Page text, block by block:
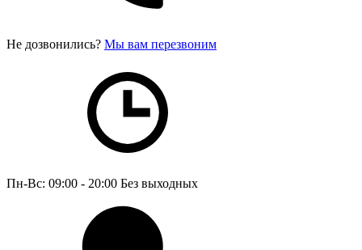
Не дозвонились? Мы вам перезвоним
Пн-Вс: 09:00 - 20:00 Без выходных